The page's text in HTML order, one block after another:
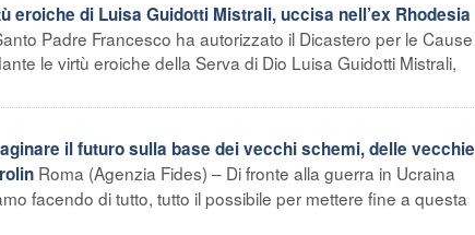
eroiche di Luisa Guidotti Mistrali, uccisa nell’ex Rhodesia
Padre Francesco ha autorizzato il Dicastero per le Cause
le virtù eroiche della Serva di Dio Luisa Guidotti Mistrali,
il futuro sulla base dei vecchi schemi, delle vecchie
Roma (Agenzia Fides) – Di fronte alla guerra in Ucraina
facendo di tutto, tutto il possibile per mettere fine a questa